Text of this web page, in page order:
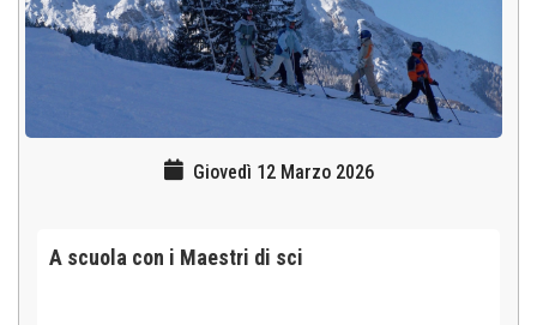
Giovedì 12 Marzo 2026
A scuola con i Maestri di sci